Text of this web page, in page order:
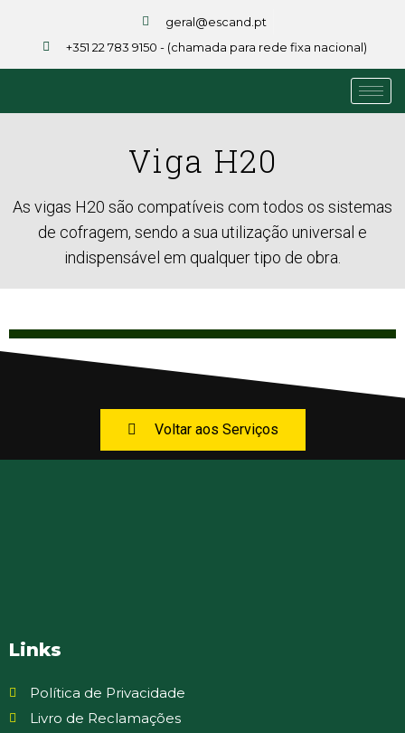
geral@escand.pt
+351 22 783 9150 - (chamada para rede fixa nacional)
Viga H20
As vigas H20 são compatíveis com todos os sistemas
de cofragem, sendo a sua utilização universal e
indispensável em qualquer tipo de obra.
Voltar aos Serviços
Links
Política de Privacidade
Livro de Reclamações